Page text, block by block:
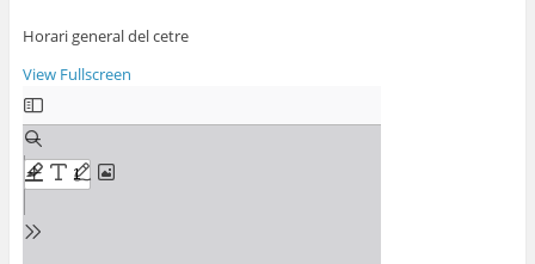
Horari general del cetre
View Fullscreen